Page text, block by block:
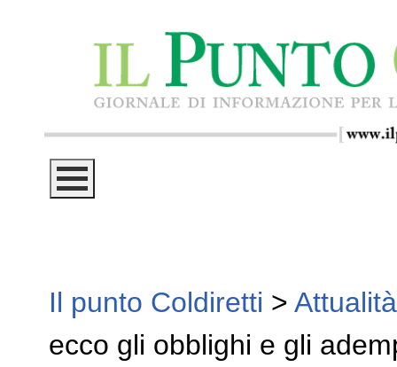
Il punto Coldiretti > Attualità
ecco gli obblighi e gli